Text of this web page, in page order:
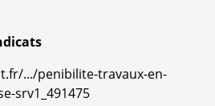
.../penibilite-travaux-en-
srv1_491475